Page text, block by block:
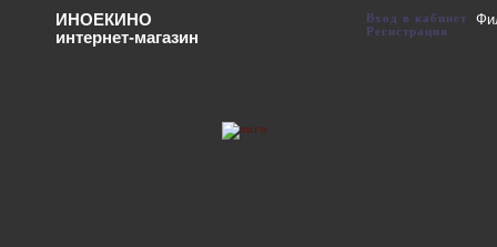
ИНОЕКИНО
интернет-магазин
Вход в кабинет
Регистрация